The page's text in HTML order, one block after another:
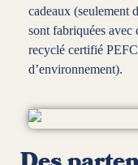
cadeaux (seulement
sont fabriquées avec
recyclé certifié PEFC
d’environnement).